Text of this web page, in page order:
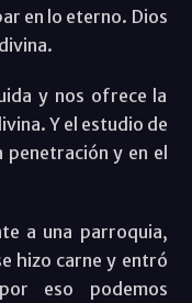
en lo eterno. Dios
y nos ofrece la
Y el estudio de
penetración y en el
a una parroquia,
hizo carne y entró
eso podemos